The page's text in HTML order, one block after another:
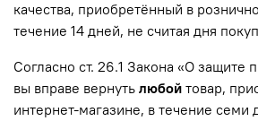
качества, приобретённый в
течение 14 дней, не считая дня
Согласно ст. 26.1 Закона «О защите
вы вправе вернуть любой товар,
интернет-магазине, в течение семи